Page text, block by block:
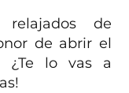
de
de abrir el
¿Te lo vas a